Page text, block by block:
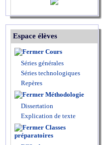
Espace élèves
Cours
Séries générales
Séries technologiques
Repères
Méthodologie
Dissertation
Explication de texte
Classes
préparatoires